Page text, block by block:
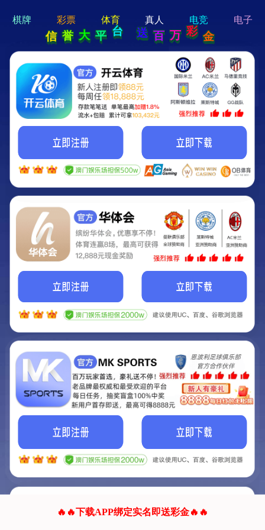
hi 💗
Hey Guys!
我们即将上线啦...
我们的网站正在建设.
它将是非常棒的网站.
联系我们!